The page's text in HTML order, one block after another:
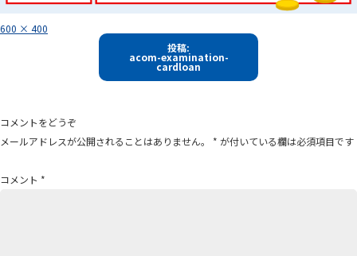
フ
ル
600 × 400
ゲ
ー
ョ
投稿:
acom-examination-
cardloan
コメントをどうぞ
メールアドレスが公開されることはありません。
* が付いている欄は必須項目です
コメント *